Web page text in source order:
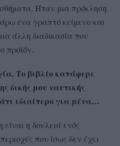
Ήταν μια πρόκληση
ένα γραπτό κείμενο και
άλλη διαδικασία που
προϊόν.
Το βιβλίο κατάφερε
δικής μου ναυτικής
ιδιαίτερο για μένα…
η δουλειά ενός
που ίσως δεν έχει